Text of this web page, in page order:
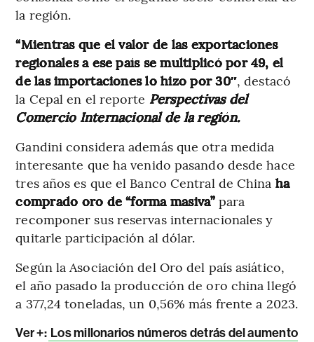
la región.
“Mientras que el valor de las exportaciones
regionales a ese país se multiplicó por 49, el
de las importaciones lo hizo por 30″, destacó
la Cepal en el reporte Perspectivas del
Comercio Internacional de la región.
Gandini considera además que otra medida
interesante que ha venido pasando desde hace
tres años es que el Banco Central de China ha
comprado oro de “forma masiva” para
recomponer sus reservas internacionales y
quitarle participación al dólar.
Según la Asociación del Oro del país asiático,
el año pasado la producción de oro china llegó
a 377,24 toneladas, un 0,56% más frente a 2023.
Ver +: Los millonarios números detrás del aumento